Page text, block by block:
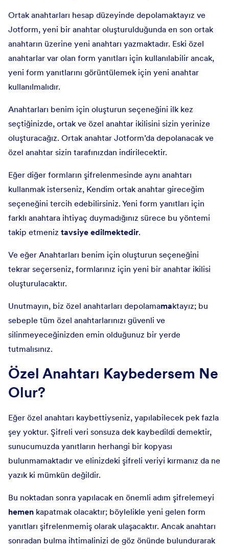
Ortak anahtarları hesap düzeyinde depolamaktayız ve
Jotform, yeni bir anahtar oluşturulduğunda en son ortak
anahtarın üzerine yeni anahtarı yazmaktadır. Eski özel
anahtarlar var olan form yanıtları için kullanılabilir ancak,
yeni form yanıtlarını görüntülemek için yeni anahtar
kullanılmalıdır.
Anahtarları benim için oluşturun seçeneğini ilk kez
seçtiğinizde, ortak ve özel anahtar ikilisini sizin yerinize
oluşturacağız. Ortak anahtar Jotform’da depolanacak ve
özel anahtar sizin tarafınızdan indirilecektir.
Eğer diğer formların şifrelenmesinde aynı anahtarı
kullanmak isterseniz, Kendim ortak anahtar gireceğim
seçeneğini tercih edebilirsiniz. Yeni form yanıtları için
farklı anahtara ihtiyaç duymadığınız sürece bu yöntemi
takip etmeniz tavsiye edilmektedir.
Ve eğer Anahtarları benim için oluşturun seçeneğini
tekrar seçerseniz, formlarınız için yeni bir anahtar ikilisi
oluşturulacaktır.
Unutmayın, biz özel anahtarları depolamamaktayız; bu
sebeple tüm özel anahtarlarınızı güvenli ve
silinmeyeceğinizden emin olduğunuz bir yerde
tutmalısınız.
Özel Anahtarı Kaybedersem Ne
Olur?
Eğer özel anahtarı kaybettiyseniz, yapılabilecek pek fazla
şey yoktur. Şifreli veri sonsuza dek kaybedildi demektir,
sunucumuzda yanıtların herhangi bir kopyası
bulunmamaktadır ve elinizdeki şifreli veriyi kırmanız da ne
yazık ki mümkün değildir.
Bu noktadan sonra yapılacak en önemli adım şifrelemeyi
hemen kapatmak olacaktır; böylelikle yeni gelen form
yanıtları şifrelenmemiş olarak ulaşacaktır. Ancak anahtarı
sonradan bulma ihtimalinizi de göz önünde bulundurarak